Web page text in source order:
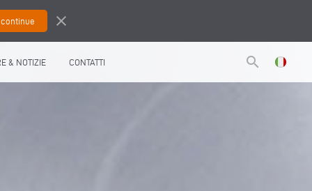
close
& NOTIZIE CONTATTI search